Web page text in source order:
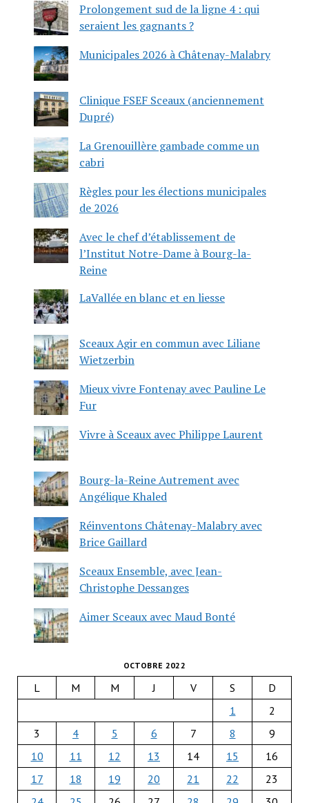
Prolongement sud de la ligne 4 : qui
seraient les gagnants ?
Municipales 2026 à Châtenay-Malabry
Clinique FSEF Sceaux (anciennement
Dupré)
La Grenouillère gambade comme un
cabri
Règles pour les élections municipales
de 2026
Avec le chef d’établissement de
l’Institut Notre-Dame à Bourg-la-
Reine
LaVallée en blanc et en liesse
Sceaux Agir en commun avec Liliane
Wietzerbin
Mieux vivre Fontenay avec Pauline Le
Fur
Vivre à Sceaux avec Philippe Laurent
Bourg-la-Reine Autrement avec
Angélique Khaled
Réinventons Châtenay-Malabry avec
Brice Gaillard
Sceaux Ensemble, avec Jean-
Christophe Dessanges
Aimer Sceaux avec Maud Bonté
OCTOBRE 2022
L M M J V S
D
1
2
3
4 5 6 7 8
9
10
11 12 13 14 15
16
17
18 19 20 21 22
23